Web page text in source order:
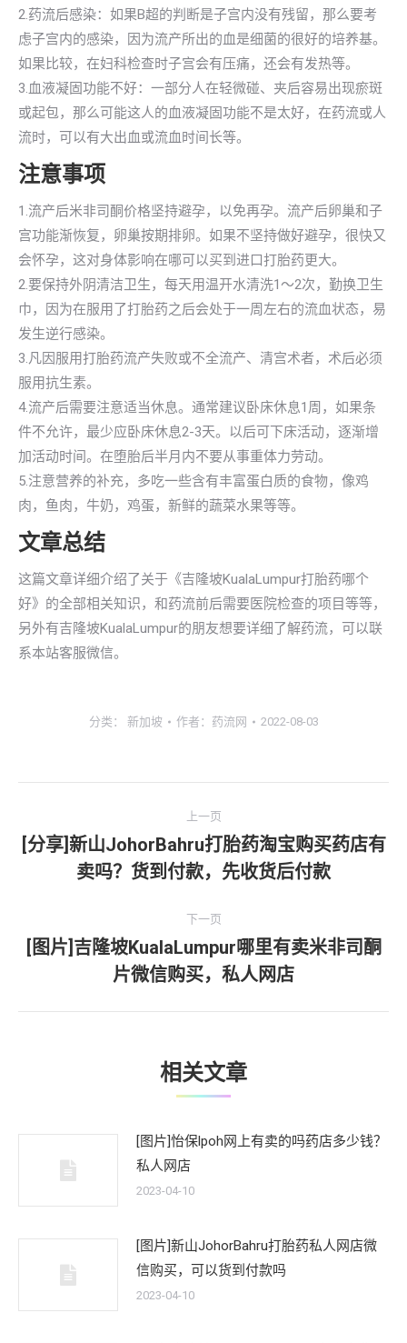
2.药流后感染：如果B超的判断是子宫内没有残留，那么要考
虑子宫内的感染，因为流产所出的血是细菌的很好的培养基。
如果比较，在妇科检查时子宫会有压痛，还会有发热等。
3.血液凝固功能不好：一部分人在轻微碰、夹后容易出现瘀斑
或起包，那么可能这人的血液凝固功能不是太好，在药流或人
流时，可以有大出血或流血时间长等。
注意事项
1.流产后米非司酮价格坚持避孕，以免再孕。流产后卵巢和子
宫功能渐恢复，卵巢按期排卵。如果不坚持做好避孕，很快又
会怀孕，这对身体影响在哪可以买到进口打胎药更大。
2.要保持外阴清洁卫生，每天用温开水清洗1～2次，勤换卫生
巾，因为在服用了打胎药之后会处于一周左右的流血状态，易
发生逆行感染。
3.凡因服用打胎药流产失败或不全流产、清宫术者，术后必须
服用抗生素。
4.流产后需要注意适当休息。通常建议卧床休息1周，如果条
件不允许，最少应卧床休息2-3天。以后可下床活动，逐渐增
加活动时间。在堕胎后半月内不要从事重体力劳动。
5.注意营养的补充，多吃一些含有丰富蛋白质的食物，像鸡
肉，鱼肉，牛奶，鸡蛋，新鲜的蔬菜水果等等。
文章总结
这篇文章详细介绍了关于《吉隆坡KualaLumpur打胎药哪个
好》的全部相关知识，和药流前后需要医院检查的项目等等，
另外有吉隆坡KualaLumpur的朋友想要详细了解药流，可以联
系本站客服微信。
分类： 新加坡 作者： 药流网 2022-08-03
章
上一页
上
一
[分享]新山JohorBahru打胎药淘宝购买药店有
卖吗？货到付款，先收货后付款
下一页
下
一
文
[图片]吉隆坡KualaLumpur哪里有卖米非司酮
片微信购买，私人网店
相关文章
[图片]怡保lpoh网上有卖的吗药店多少钱？
私人网店
2023-04-10
[图片]新山JohorBahru打胎药私人网店微
信购买，可以货到付款吗
2023-04-10